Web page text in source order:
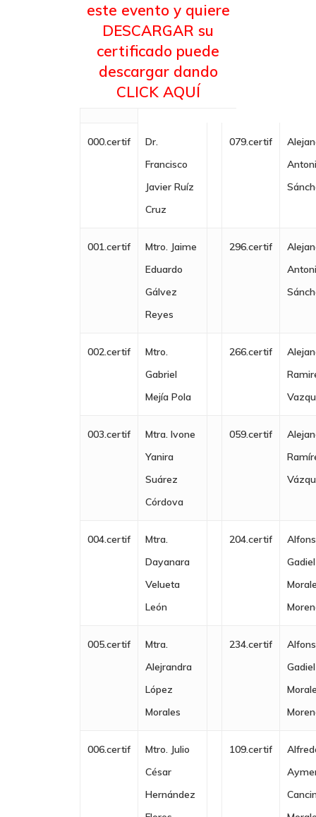
este evento y quiere
DESCARGAR su
certificado puede
descargar dando
CLICK AQUÍ
000.certif
Dr.
Francisco
Javier Ruíz
Cruz
079.certif
001.certif
Mtro. Jaime
Eduardo
Gálvez
Reyes
296.certif
002.certif
Mtro.
Gabriel
Mejía Pola
266.certif
003.certif
Mtra. Ivone
Yanira
Suárez
Córdova
059.certif
004.certif
Mtra.
Dayanara
Velueta
León
204.certif
Gadiel
005.certif
Mtra.
Alejrandra
López
Morales
234.certif
Gadiel
006.certif
Mtro. Julio
César
Hernández
109.certif